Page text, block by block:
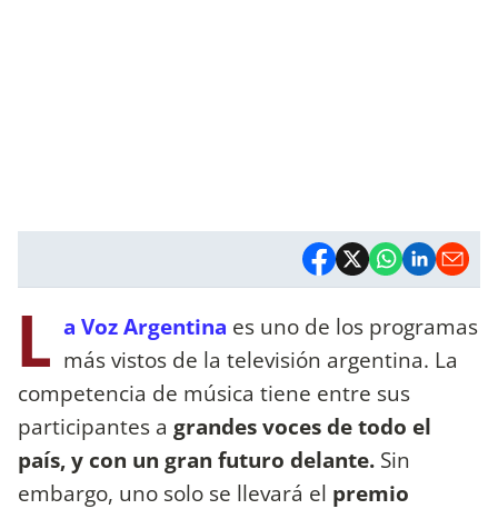
L a Voz Argentina es uno de los programas
más vistos de la televisión argentina. La
competencia de música tiene entre sus
participantes a grandes voces de todo el
país, y con un gran futuro delante. Sin
embargo, uno solo se llevará el premio